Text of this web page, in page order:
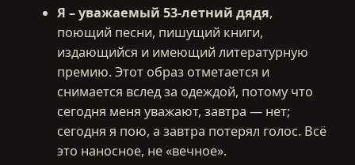
Я – уважаемый 53-летний дядя,
поющий песни, пишущий книги,
издающийся и имеющий литературную
премию. Этот образ отметается и
снимается вслед за одеждой, потому что
сегодня меня уважают, завтра — нет;
сегодня я пою, а завтра потерял голос. Всё
это наносное, не «вечное».